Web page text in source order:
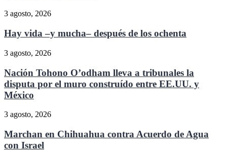
3 agosto, 2026
Hay vida –y mucha– después de los ochenta
3 agosto, 2026
Nación Tohono O’odham lleva a tribunales la
disputa por el muro construído entre EE.UU. y
México
3 agosto, 2026
Marchan en Chihuahua contra Acuerdo de Agua
con Israel